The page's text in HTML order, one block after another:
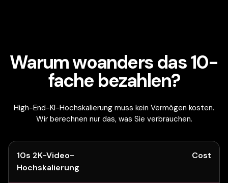
Warum woanders das 10-
fache bezahlen?
High-End-KI-Hochskalierung muss kein Vermögen kosten.
Wir berechnen nur das, was Sie verbrauchen.
10s 2K-Video-
Hochskalierung
Cost